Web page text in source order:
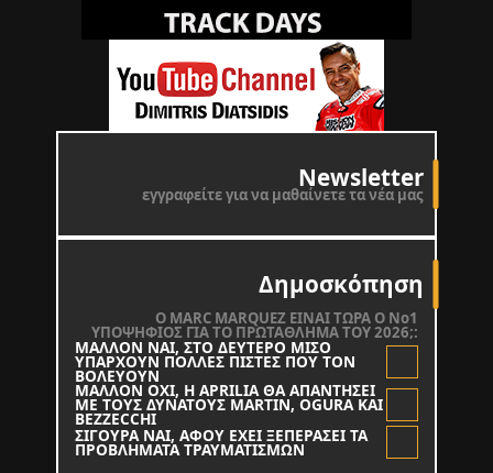
Newsletter
εγγραφείτε για να μαθαίνετε τα νέα μας
Δημοσκόπηση
O MARC MARQUEZ ΕΙΝΑΙ ΤΩΡΑ Ο Νο1
ΥΠΟΨΗΦΙΟΣ ΓΙΑ ΤΟ ΠΡΩΤΑΘΛΗΜΑ ΤΟΥ 2026;:
ΜΑΛΛΟΝ ΝΑΙ, ΣΤΟ ΔΕΥΤΕΡΟ ΜΙΣΟ
ΥΠΑΡΧΟΥΝ ΠΟΛΛΕΣ ΠΙΣΤΕΣ ΠΟΥ ΤΟΝ
ΒΟΛΕΥΟΥΝ
ΜΑΛΛΟΝ ΟΧΙ, Η APRILIA ΘΑ ΑΠΑΝΤΗΣΕΙ
ΜΕ ΤΟΥΣ ΔΥΝΑΤΟΥΣ MARTIN, OGURA KAI
BEZZECCHI
ΣΙΓΟΥΡΑ ΝΑΙ, ΑΦΟΥ ΕΧΕΙ ΞΕΠΕΡΑΣΕΙ ΤΑ
ΠΡΟΒΛΗΜΑΤΑ ΤΡΑΥΜΑΤΙΣΜΩΝ